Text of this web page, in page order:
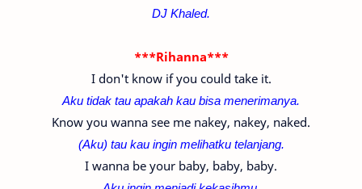
DJ Khaled.
***Rihanna***
I don't know if you could take it.
Aku tidak tau apakah kau bisa menerimanya.
Know you wanna see me nakey, nakey, naked.
(Aku) tau kau ingin melihatku telanjang.
I wanna be your baby, baby, baby.